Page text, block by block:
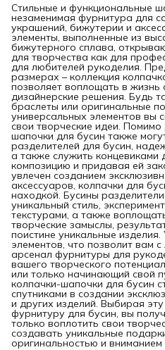
Стильные и функциональные
незаменимая фурнитура для
украшений, бижутерии и
элементы, выполненные из
бижутерного сплава,
для творчества как для
для любителей рукоделия.
размерах – коллекция
позволяет воплощать в
дизайнерские решения. Будь
браслеты или оригинальные
универсальных элементов вы
свои творческие идеи.
шапочки для бусин также
разделителей для бусин,
а также служить концевиками
композицию и придавая ей
увлечен созданием
аксессуаров, колпачки для
находкой. Бусины
уникальный стиль,
текстурами, а также
творческие замыслы,
поистине уникальные
элементов, что позволит вам
арсенал фурнитуры для
вашего творческого
или только начинающий свой
колпачки-шапочки для бусин
спутниками в создании
и других изделий. Выбирая
фурнитуру для бусин, вы
только воплотить свои
создавать уникальные
оригинальностью и вниманием